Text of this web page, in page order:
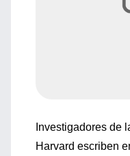
Investigadores de
Harvard escriben